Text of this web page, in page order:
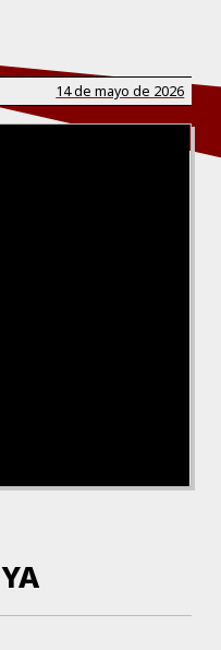
14 de mayo de 2026